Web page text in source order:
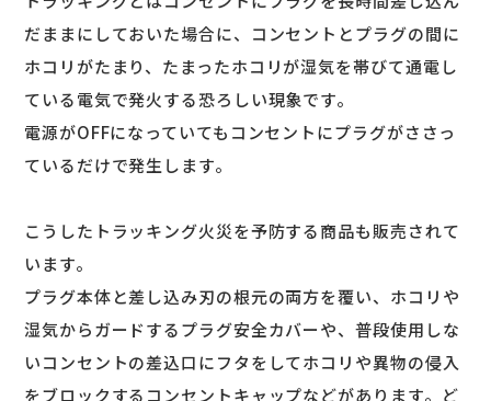
だままにしておいた場合に、コンセントとプラグの間に
ホコリがたまり、たまったホコリが湿気を帯びて通電し
ている電気で発火する恐ろしい現象です。
電源がOFFになっていてもコンセントにプラグがささっ
ているだけで発生します。
こうしたトラッキング火災を予防する商品も販売されて
います。
プラグ本体と差し込み刃の根元の両方を覆い、ホコリや
湿気からガードするプラグ安全カバーや、普段使用しな
いコンセントの差込口にフタをしてホコリや異物の侵入
をブロックするコンセントキャップなどがあります。ど